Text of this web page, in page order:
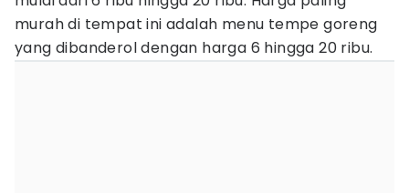
murah di tempat ini adalah menu tempe goreng
yang dibanderol dengan harga 6 hingga 20 ribu.